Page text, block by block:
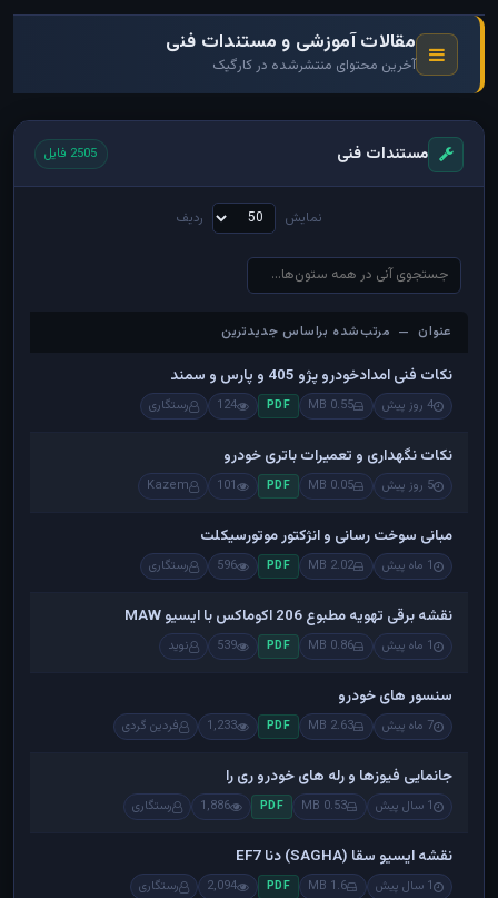
مقالات آموزشی و مستندات فنی
آخرین محتوای منتشرشده در کارگیک
مستندات فنی 2505 فایل
نمایش ردیف
عنوان — مرتب‌شده براساس جدیدترین
عنوان — مرتب‌شده براساس جدیدترین
نکات فنی امدادخودرو پژو 405 و پارس و سمند
4 روز پیش 0.55 MB
PDF
124 رستگاری
نکات نگهداری و تعمیرات باتری خودرو
5 روز پیش 0.05 MB
PDF
101
Kazem
مبانی سوخت رسانی و انژکتور موتورسیکلت
1 ماه پیش 2.02 MB
PDF
596 رستگاری
نقشه برقی تهویه مطبوع 206 اکوماکس با ایسیو MAW
1 ماه پیش 0.86 MB
PDF
539 نوید
سنسور های خودرو
7 ماه پیش 2.63 MB
PDF
1,233 فردین گردی
جانمایی فیوزها و رله های خودرو ری را
1 سال پیش 0.53 MB
PDF
1,886 رستگاری
نقشه ایسیو سقا (SAGHA) دنا EF7
1 سال پیش 1.6 MB
PDF
2,094 رستگاری